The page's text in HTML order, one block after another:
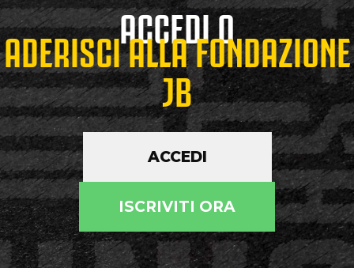
ACCEDI O
ADERISCI ALLA FONDAZIONE
JB
ACCEDI
ISCRIVITI ORA